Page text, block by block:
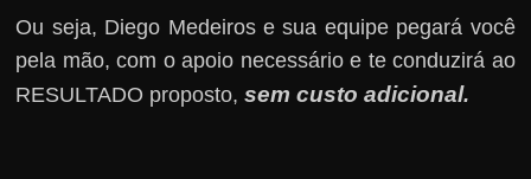
Ou seja, Diego Medeiros e sua equipe pegará você
pela mão, com o apoio necessário e te conduzirá ao
RESULTADO proposto,sem custo adicional.